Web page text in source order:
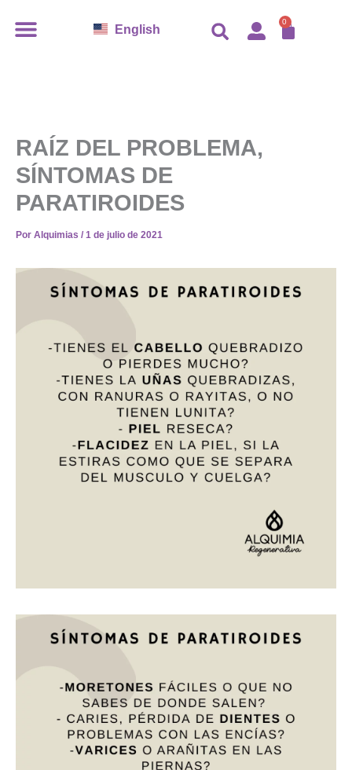
English 0
RAÍZ DEL PROBLEMA,
SÍNTOMAS DE
PARATIROIDES
Por Alquimias / 1 de julio de 2021